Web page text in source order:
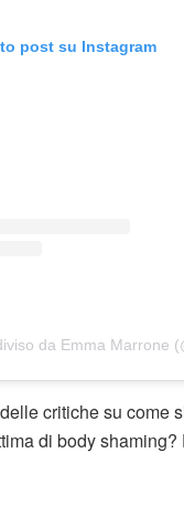
post su Instagram
da Emma Marrone
delle critiche su come
di body